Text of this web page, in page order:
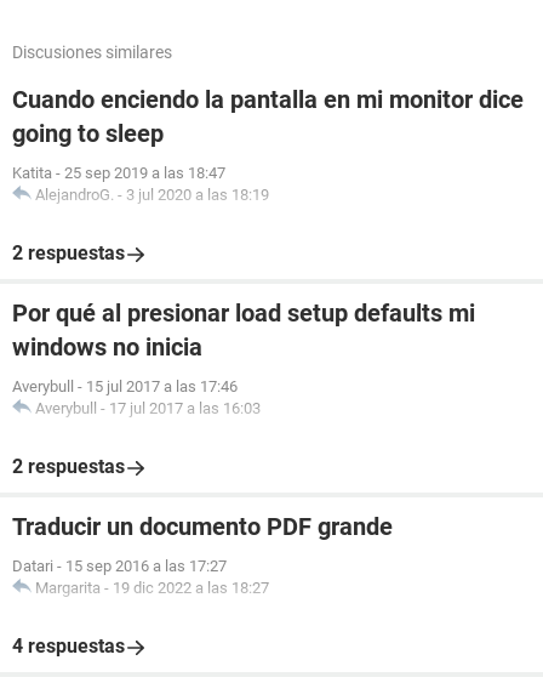
Discusiones similares
Cuando enciendo la pantalla en mi monitor dice
going to sleep
Katita - 25 sep 2019 a las 18:47
AlejandroG. - 3 jul 2020 a las 18:19
2 respuestas
Por qué al presionar load setup defaults mi
windows no inicia
Averybull - 15 jul 2017 a las 17:46
Averybull - 17 jul 2017 a las 16:03
2 respuestas
Traducir un documento PDF grande
Datari - 15 sep 2016 a las 17:27
Margarita - 19 dic 2022 a las 18:27
4 respuestas